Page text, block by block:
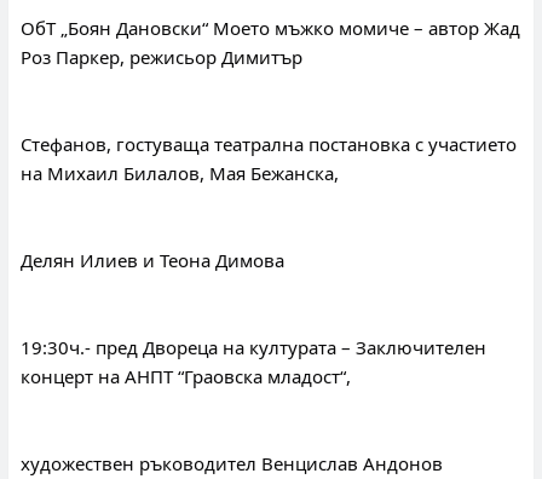
ОбТ „Боян Дановски“ Моето мъжко момиче – автор Жад
Роз Паркер, режисьор Димитър
Стефанов, гостуваща театрална постановка с участието
на Михаил Билалов, Мая Бежанска,
Делян Илиев и Теона Димова
19:30ч.- пред Двореца на културата – Заключителен
концерт на АНПТ “Граовска младост“,
художествен ръководител Венцислав Андонов